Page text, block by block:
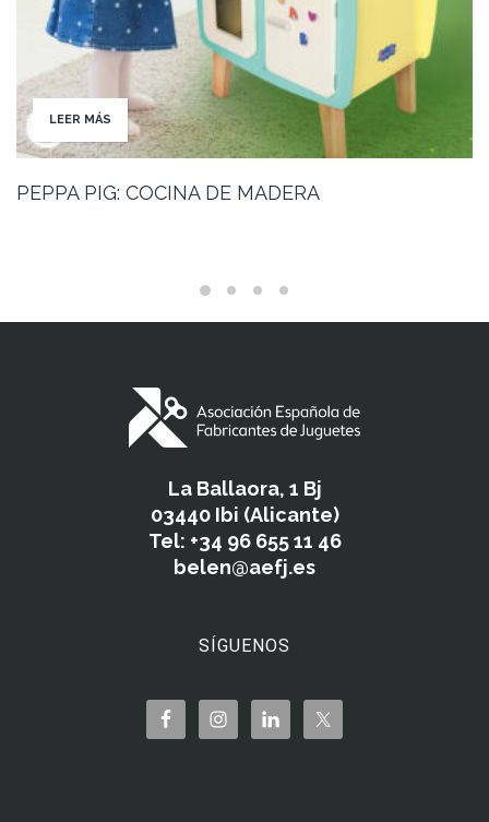
LEER MÁS
PEPPA PIG: COCINA DE MADERA
La Ballaora, 1 Bj
03440 Ibi (Alicante)
Tel: +34 96 655 11 46
belen@aefj.es
SÍGUENOS